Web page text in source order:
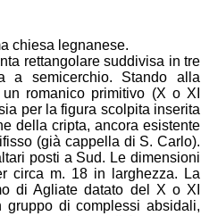
chiesa legnanese.
rettangolare suddivisa in tre
a semicerchio. Stando alla
romanico primitivo (X o XI
per la figura scolpita inserita
della cripta, ancora esistente
(già cappella di S. Carlo).
posti a Sud. Le dimensioni
circa m. 18 in larghezza. La
di Agliate datato del X o XI
gruppo di complessi absidali,